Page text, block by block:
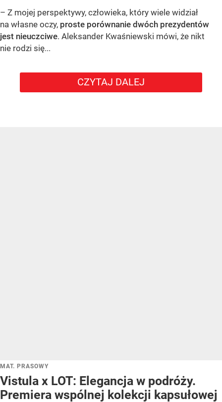
– Z mojej perspektywy, człowieka, który wiele widział
na własne oczy, proste porównanie dwóch prezydentów
jest nieuczciwe. Aleksander Kwaśniewski mówi, że nikt
nie rodzi się...
CZYTAJ DALEJ
MAT. PRASOWY
Vistula x LOT: Elegancja w podróży.
Premiera wspólnej kolekcji kapsułowej